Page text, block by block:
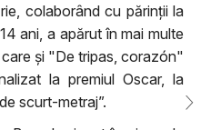
colaborând cu părinții la
ani, a apărut în mai multe
și "De tripas, corazón"
la premiul Oscar, la
scurt-metraj”.